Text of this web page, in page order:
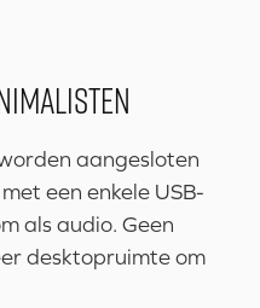
aangesloten
een enkele USB-
als audio. Geen
desktopruimte om